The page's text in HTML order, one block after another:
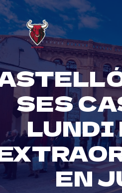
Skip
to
content
SES
LUNDI
EN